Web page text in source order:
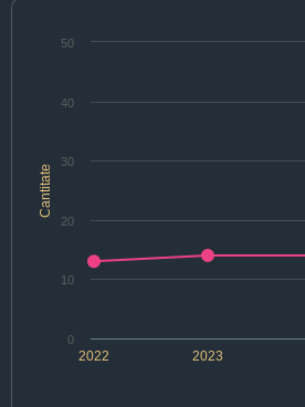
Cantitate
2022 2023
0
10
20
30
40
50